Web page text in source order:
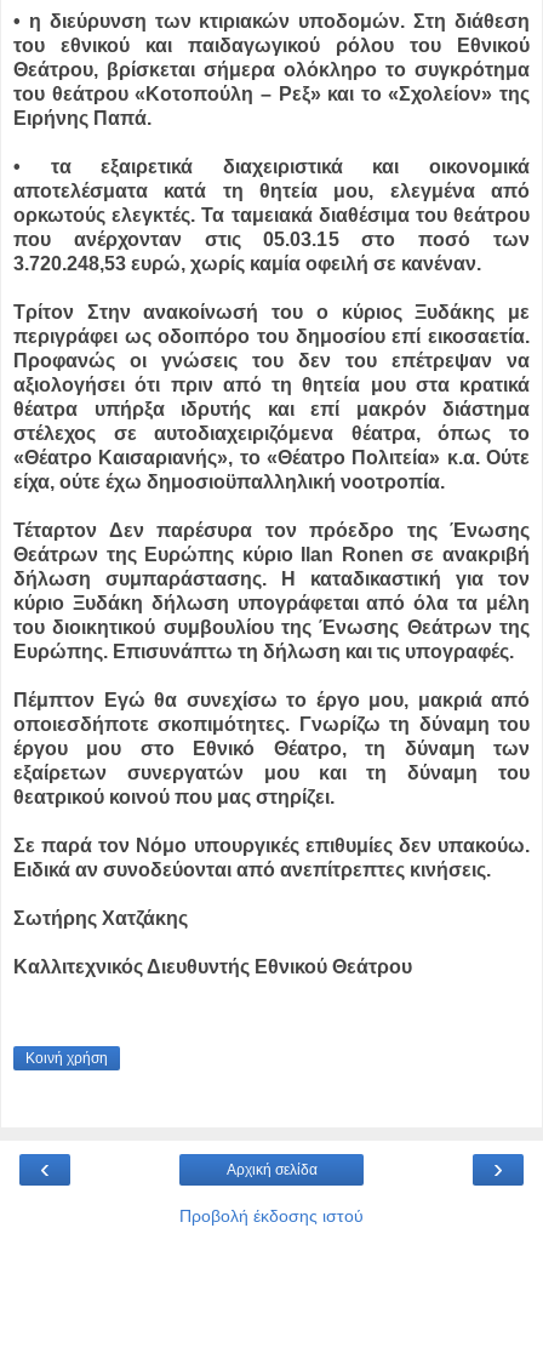
• η διεύρυνση των κτιριακών υποδομών. Στη διάθεση
του εθνικού και παιδαγωγικού ρόλου του Εθνικού
Θεάτρου, βρίσκεται σήμερα ολόκληρο το συγκρότημα
του θεάτρου «Κοτοπούλη – Ρεξ» και το «Σχολείον» της
Ειρήνης Παπά.
• τα εξαιρετικά διαχειριστικά και οικονομικά
αποτελέσματα κατά τη θητεία μου, ελεγμένα από
ορκωτούς ελεγκτές. Τα ταμειακά διαθέσιμα του θεάτρου
που ανέρχονταν στις 05.03.15 στο ποσό των
3.720.248,53 ευρώ, χωρίς καμία οφειλή σε κανέναν.
Τρίτον Στην ανακοίνωσή του ο κύριος Ξυδάκης με
περιγράφει ως οδοιπόρο του δημοσίου επί εικοσαετία.
Προφανώς οι γνώσεις του δεν του επέτρεψαν να
αξιολογήσει ότι πριν από τη θητεία μου στα κρατικά
θέατρα υπήρξα ιδρυτής και επί μακρόν διάστημα
στέλεχος σε αυτοδιαχειριζόμενα θέατρα, όπως το
«Θέατρο Καισαριανής», το «Θέατρο Πολιτεία» κ.α. Ούτε
είχα, ούτε έχω δημοσιοϋπαλληλική νοοτροπία.
Τέταρτον Δεν παρέσυρα τον πρόεδρο της Ένωσης
Θεάτρων της Ευρώπης κύριο Ilan Ronen σε ανακριβή
δήλωση συμπαράστασης. Η καταδικαστική για τον
κύριο Ξυδάκη δήλωση υπογράφεται από όλα τα μέλη
του διοικητικού συμβουλίου της Ένωσης Θεάτρων της
Ευρώπης. Επισυνάπτω τη δήλωση και τις υπογραφές.
Πέμπτον Εγώ θα συνεχίσω το έργο μου, μακριά από
οποιεσδήποτε σκοπιμότητες. Γνωρίζω τη δύναμη του
έργου μου στο Εθνικό Θέατρο, τη δύναμη των
εξαίρετων συνεργατών μου και τη δύναμη του
θεατρικού κοινού που μας στηρίζει.
Σε παρά τον Νόμο υπουργικές επιθυμίες δεν υπακούω.
Ειδικά αν συνοδεύονται από ανεπίτρεπτες κινήσεις.
Σωτήρης Χατζάκης
Καλλιτεχνικός Διευθυντής Εθνικού Θεάτρου
Κοινή χρήση
‹ ›
Αρχική σελίδα
Προβολή έκδοσης ιστού